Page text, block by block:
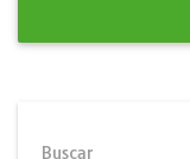
Buscar